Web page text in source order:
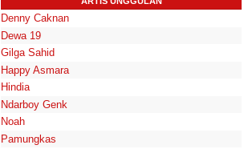
Denny Caknan
Dewa 19
Gilga Sahid
Happy Asmara
Hindia
Ndarboy Genk
Noah
Pamungkas